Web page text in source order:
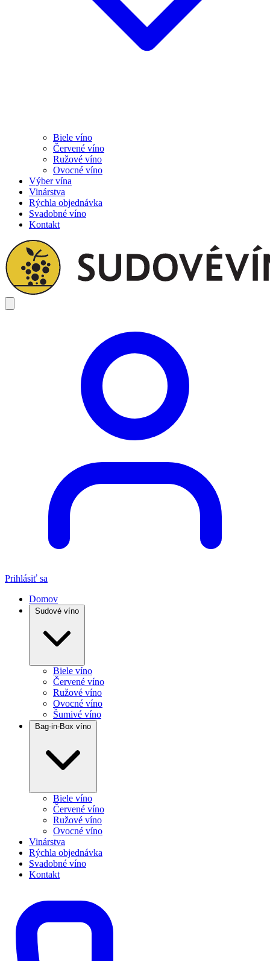
Biele víno
Červené víno
Ružové víno
Ovocné víno
Výber vína
Vinárstva
Rýchla objednávka
Svadobné víno
Kontakt
Prihlásiť sa
Domov
Sudové víno
Biele víno
Červené víno
Ružové víno
Ovocné víno
Šumivé víno
Bag-in-Box víno
Biele víno
Červené víno
Ružové víno
Ovocné víno
Vinárstva
Rýchla objednávka
Svadobné víno
Kontakt